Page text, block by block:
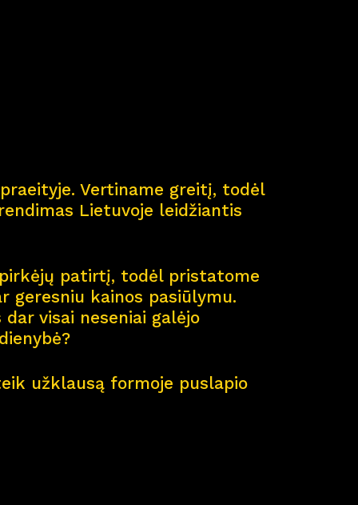
Vertiname greitį, todėl
Lietuvoje leidžiantis
patirtį, todėl pristatome
geresniu kainos pasiūlymu.
visai neseniai galėjo
užklausą formoje puslapio